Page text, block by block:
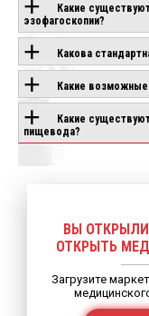
Какие
эзофагоскопии?
Какова
Какие возможные
Какие
пищевода?
ВЫ
ОТКРЫТЬ
Загрузите